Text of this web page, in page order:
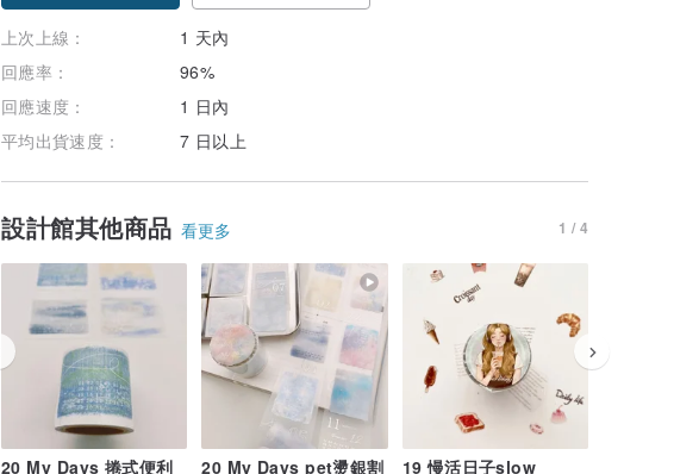
上次上線：
1 天內
回應率：
96%
回應速度：
1 日內
平均出貨速度：
7 日以上
設計館其他商品 看更多 1 / 4
20 My Days 捲式便利
20 My Days pet燙銀割
19 慢活日子slow